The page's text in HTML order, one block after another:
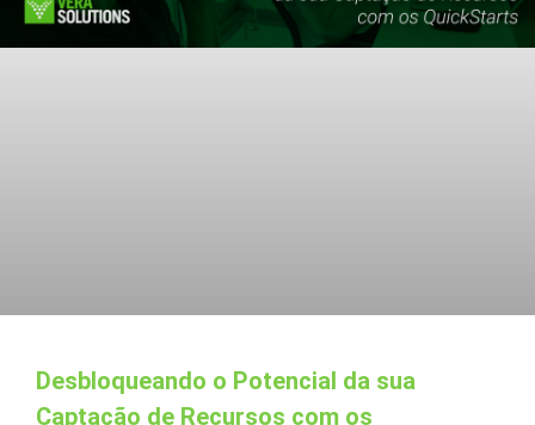
Desbloqueando o Potencial da sua
Captação de Recursos com os